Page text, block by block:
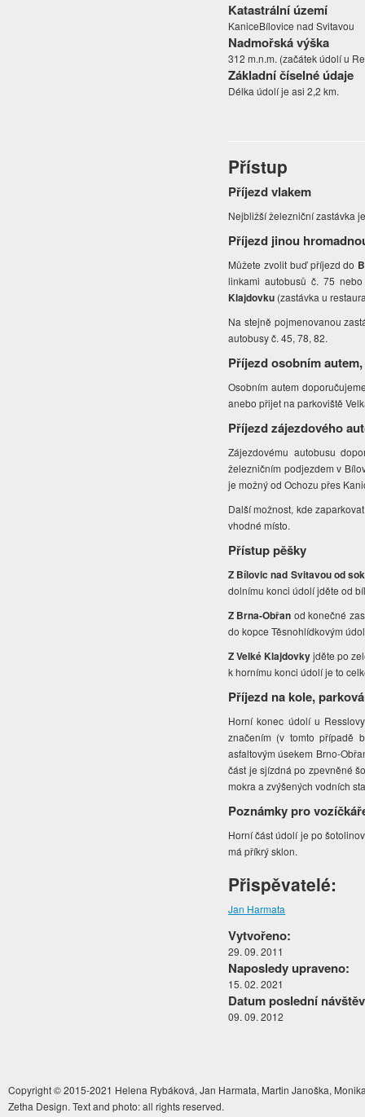
Katastrální území
KaniceBílovice nad Svitavou
Nadmořská výška
312 m.n.m. (začátek údolí u
Základní číselné údaje
Délka údolí je asi 2,2 km.
Přístup
Příjezd vlakem
Nejbližší železniční zastávka
Příjezd jinou
Můžete zvolit buď příjezd do
linkami autobusů č. 75
Klajdovku (zastávka u
Na stejně pojmenovanou
autobusy č. 45, 78, 82.
Příjezd osobním
Osobním autem
anebo přijet na parkoviště
Příjezd zájezdového
Zájezdovému autobusu
železničním podjezdem v
je možný od Ochozu přes
Další možnost, kde
vhodné místo.
Přístup pěšky
Z Bílovic nad Svitavou od
dolnímu konci údolí jděte od
Z Brna-Obřan od konečné
do kopce Těsnohlídkovým
Z Velké Klajdovkyjděte po
k hornímu konci údolí je to
Příjezd na kole,
Horní konec údolí u
značením (v tomto případě
asfaltovým úsekem Brno-
část je sjízdná po zpevněné
mokra a zvýšených vodních
Poznámky pro
Horní část údolí je po
má příkrý sklon.
Přispěvatelé:
Jan Harmata
Vytvořeno:
29. 09. 2011
Naposledy upraveno:
15. 02. 2021
Datum poslední
09. 09. 2012
Copyright © 2015-2021 Helena Rybáková, Jan Harmata, Martin Janoška,
Zetha Design. Text and photo: all rights reserved.